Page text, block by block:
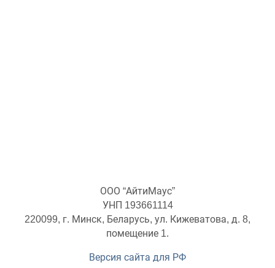
ООО “АйтиМаус”
УНП 193661114
220099, г. Минск, Беларусь, ул. Кижеватова, д. 8,
помещение 1.
Версия сайта для РФ